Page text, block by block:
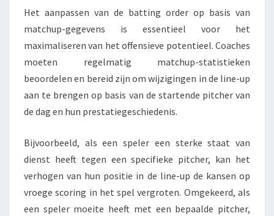
Het aanpassen van de batting order op basis van
matchup-gegevens is essentieel voor het
maximaliseren van het offensieve potentieel. Coaches
moeten regelmatig matchup-statistieken
beoordelen en bereid zijn om wijzigingen in de line-up
aan te brengen op basis van de startende pitcher van
de dag en hun prestatiegeschiedenis.
Bijvoorbeeld, als een speler een sterke staat van
dienst heeft tegen een specifieke pitcher, kan het
verhogen van hun positie in de line-up de kansen op
vroege scoring in het spel vergroten. Omgekeerd, als
een speler moeite heeft met een bepaalde pitcher,